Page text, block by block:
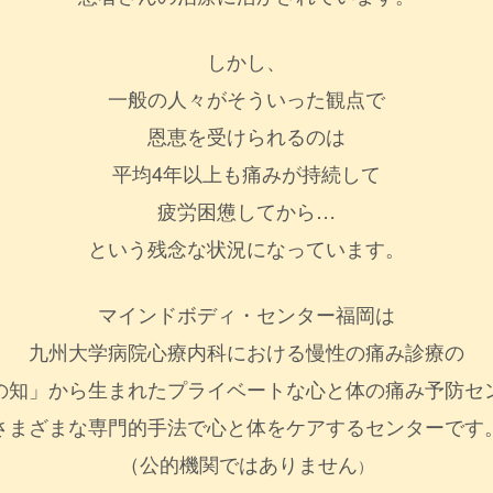
しかし、
一般の人々がそういった観点で
恩恵を受けられるのは
平均4年以上も痛みが持続して
疲労困憊してから…
という残念な状況になっています。
マインドボディ・センター福岡は
九州大学病院心療内科における慢性の痛み診療の
知」から生まれたプライベートな心と体の痛み予防セ
まざまな専門的手法で心と体をケアするセンターです。
（公的機関ではありません）